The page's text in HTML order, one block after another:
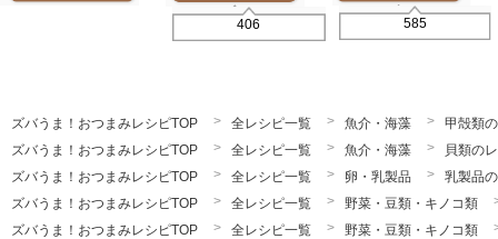
406 585
ズバうま！おつまみレシピTOP 全レシピ一覧 魚介・海藻
甲殻類
ズバうま！おつまみレシピTOP
全レシピ一覧 魚介・海藻
貝類の
ズバうま！おつまみレシピTOP
全レシピ一覧 卵・乳製品
乳製品
ズバうま！おつまみレシピTOP
全レシピ一覧
野菜・豆類・キノコ類
ズバうま！おつまみレシピTOP
全レシピ一覧
野菜・豆類・キノコ類